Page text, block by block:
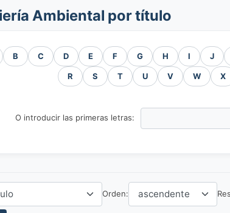
Ambiental por título
B C D E F G H I J
R S T U V W X
O introducir las primeras letras:
Orden: